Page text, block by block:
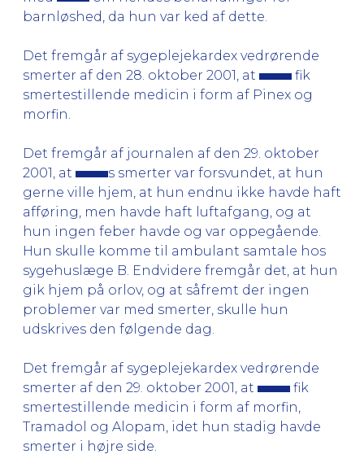
barnløshed, da hun var ked af dette.
Det fremgår af sygeplejekardex vedrørende
smerter af den 28. oktober 2001, at
fik
smertestillende medicin i form af Pinex og
morfin.
Det fremgår af journalen af den 29. oktober
2001, at
s smerter var forsvundet, at hun
gerne ville hjem, at hun endnu ikke havde haft
afføring, men havde haft luftafgang, og at
hun ingen feber havde og var oppegående.
Hun skulle komme til ambulant samtale hos
sygehuslæge B. Endvidere fremgår det, at hun
gik hjem på orlov, og at såfremt der ingen
problemer var med smerter, skulle hun
udskrives den følgende dag.
Det fremgår af sygeplejekardex vedrørende
smerter af den 29. oktober 2001, at
fik
smertestillende medicin i form af morfin,
Tramadol og Alopam, idet hun stadig havde
smerter i højre side.